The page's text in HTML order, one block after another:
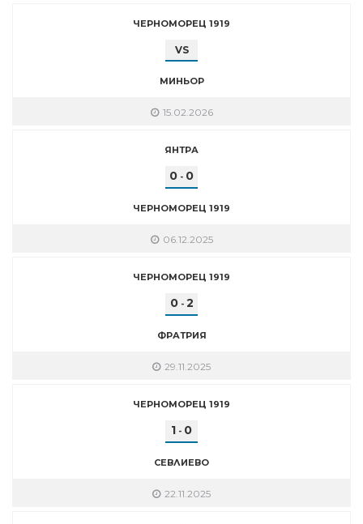
ЧЕРНОМОРЕЦ 1919
VS
МИНЬОР
15.02.2026
ЯНТРА
0 - 0
ЧЕРНОМОРЕЦ 1919
06.12.2025
ЧЕРНОМОРЕЦ 1919
0- 2
ФРАТРИЯ
29.11.2025
ЧЕРНОМОРЕЦ 1919
1 - 0
СЕВЛИЕВО
22.11.2025